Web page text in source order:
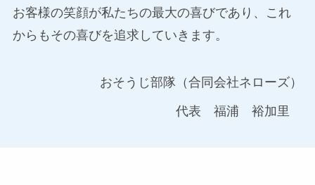
お客様の笑顔が私たちの最大の喜びであり、これ
からもその喜びを追求していきます。
おそうじ部隊（合同会社ネローズ）
代表 福浦 裕加里